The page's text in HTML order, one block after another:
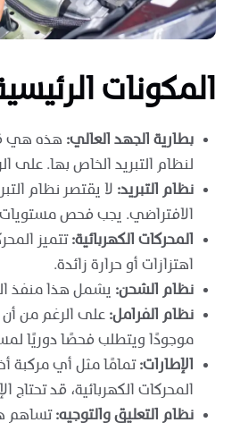
المكونات
بطارية الجهد العالي: هذه هي
لنظام التبريد الخاص بها. على
نظام التبريد: لا يقتصر نظام
الافتراضي. يجب فحص مستويات
المحركات الكهربائية: تتميز
اهتزازات أو حرارة زائدة.
نظام الشحن: يشمل هذا منفذ
نظام الفرامل: على الرغم من أن
موجودًا ويتطلب فحصًا دوريًا
الإطارات: تمامًا مثل أي مركبة
المحركات الكهربائية، قد
نظام التعليق والتوجيه: تساهم